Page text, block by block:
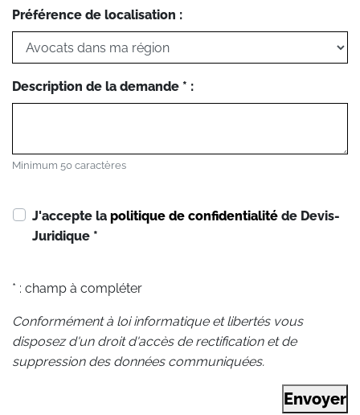
Préférence de localisation :
Description de la demande * :
Minimum 50 caractères
J'accepte la politique de confidentialité de Devis-
Juridique *
* : champ à compléter
Conformément à loi informatique et libertés vous
disposez d'un droit d'accès de rectification et de
suppression des données communiquées.
Envoyer